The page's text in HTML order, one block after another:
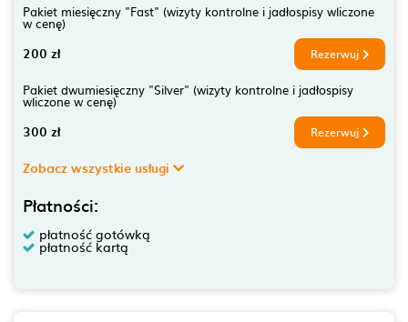
Pakiet miesięczny "Fast" (wizyty kontrolne i jadłospisy wliczone
w cenę)
200 zł Rezerwuj
Pakiet dwumiesięczny "Silver" (wizyty kontrolne i jadłospisy
wliczone w cenę)
300 zł Rezerwuj
Zobacz wszystkie usługi
Płatności:
płatność gotówką
płatność kartą